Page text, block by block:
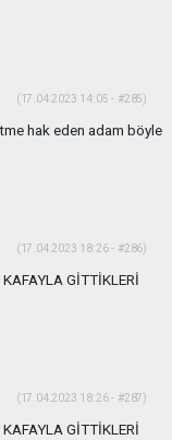
(17.04.2023 14:05 - #285)
hak eden adam böyle
(17.04.2023 18:26 - #286)
GİTTİKLERİ
(17.04.2023 18:26 - #287)
GİTTİKLERİ